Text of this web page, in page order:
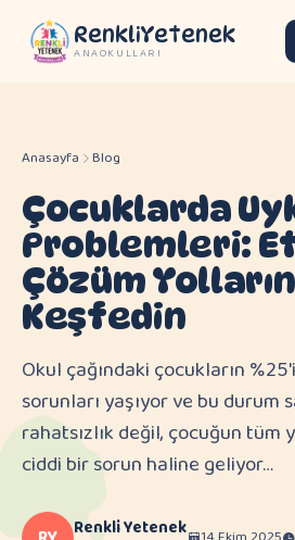
RenkliYetenek
ANAOKULLARI
Anasayfa Blog
Çocuklarda
Problemleri:
Çözüm
Keşfedin
Okul çağındaki çocukların
sorunları yaşıyor ve bu durum
rahatsızlık değil, çocuğun tüm
ciddi bir sorun haline geliyor…
Renkli Yetenek